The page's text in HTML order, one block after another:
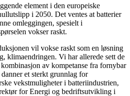
element i den europeiske
i 2050. Det ventes at batterier
omleggingen, spesielt i
vokser raskt.
vil vokse raskt som en løsning
klimaendringen. Vi har allerede sett de
av kompetanse fra fornybar
et sterkt grunnlag for
vekstmuligheter i batteriindustrien,
for Energi og bedriftsutvikling i